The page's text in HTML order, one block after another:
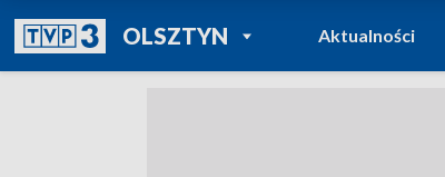
OLSZTYNPOWRÓT DO
TVP REGIONY
Aktualności